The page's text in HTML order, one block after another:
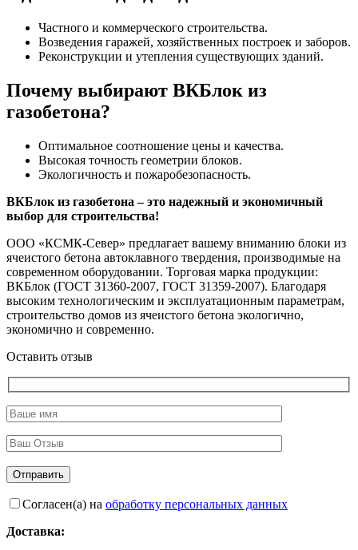
Частного и коммерческого строительства.
Возведения гаражей, хозяйственных построек и заборов.
Реконструкции и утепления существующих зданий.
Почему выбирают ВКБлок из
газобетона?
Оптимальное соотношение цены и качества.
Высокая точность геометрии блоков.
Экологичность и пожаробезопасность.
ВКБлок из газобетона – это надежный и экономичный
выбор для строительства!
ООО «КСМК-Север» предлагает вашему вниманию блоки из
ячеистого бетона автоклавного твердения, производимые на
современном оборудовании. Торговая марка продукции:
ВКБлок (ГОСТ 31360-2007, ГОСТ 31359-2007). Благодаря
высоким технологическим и эксплуатационным параметрам,
строительство домов из ячеистого бетона экологично,
экономично и современно.
Оставить отзыв
Согласен(а) на обработку персональных данных
Доставка: